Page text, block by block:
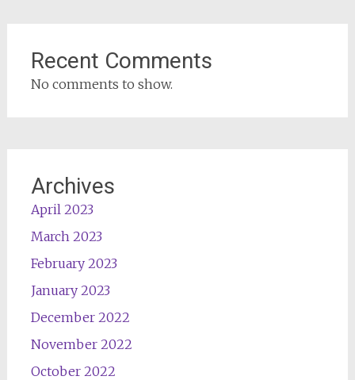
Recent Comments
No comments to show.
Archives
April 2023
March 2023
February 2023
January 2023
December 2022
November 2022
October 2022